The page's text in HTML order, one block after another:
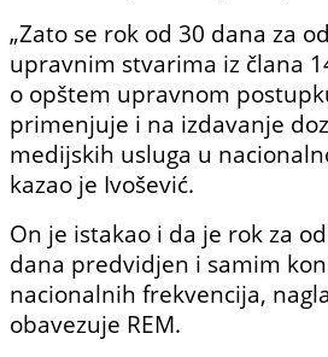
„Zato se rok od 30 dana za
upravnim stvarima iz člana
o opštem upravnom
primenjuje i na izdavanje
medijskih usluga u
kazao je Ivošević.
On je istakao i da je rok za
dana predvidjen i samim
nacionalnih frekvencija,
obavezuje REM.